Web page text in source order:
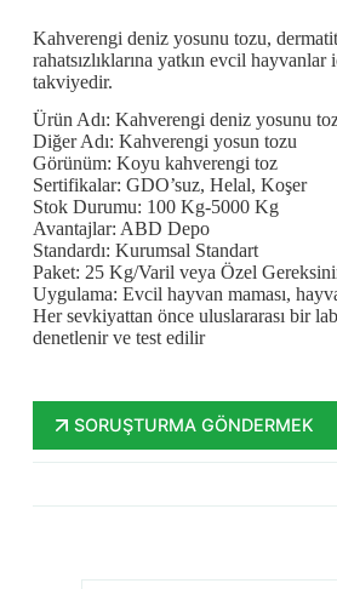
Kahverengi deniz yosunu tozu,
rahatsızlıklarına yatkın evcil
takviyedir.
Ürün Adı: Kahverengi deniz yosunu
Diğer Adı: Kahverengi yosun tozu
Görünüm: Koyu kahverengi toz
Sertifikalar: GDO’suz, Helal, Koşer
Stok Durumu: 100 Kg-5000 Kg
Avantajlar: ABD Depo
Standardı: Kurumsal Standart
Paket: 25 Kg/Varil veya Özel
Uygulama: Evcil hayvan maması,
Her sevkiyattan önce uluslararası bir
denetlenir ve test edilir
SORUŞTURMA GÖNDERMEK